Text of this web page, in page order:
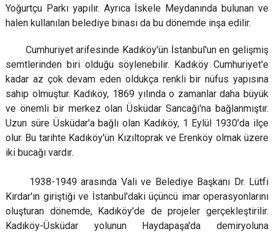
Yoğurtçu Parkı yapılır. Ayrıca İskele Meydanında bulunan ve
halen kullanılan belediye binası da bu dönemde inşa edilir.
Cumhuriyet arifesinde Kadıköy'ün İstanbul'un en gelişmiş
semtlerinden biri olduğu söylenebilir. Kadıköy Cumhuriyet'e
kadar az çok devam eden oldukça renkli bir nüfus yapısına
sahip olmuştur. Kadıköy, 1869 yılında o zamanlar daha büyük
ve önemli bir merkez olan Üsküdar Sancağı'na bağlanmıştır.
Uzun süre Üsküdar'a bağlı olan Kadıköy, 1 Eylül 1930'da ilçe
olur. Bu tarihte Kadıköy'ün Kızıltoprak ve Erenköy olmak üzere
iki bucağı vardır.
1938-1949 arasında Vali ve Belediye Başkanı Dr. Lütfi
Kırdar'ın giriştiği ve İstanbul'daki üçüncü imar operasyonlarını
oluşturan dönemde, Kadıköy'de de projeler gerçekleştirilir.
Kadıköy-Üsküdar yolunun Haydapaşa'da demiryoluna